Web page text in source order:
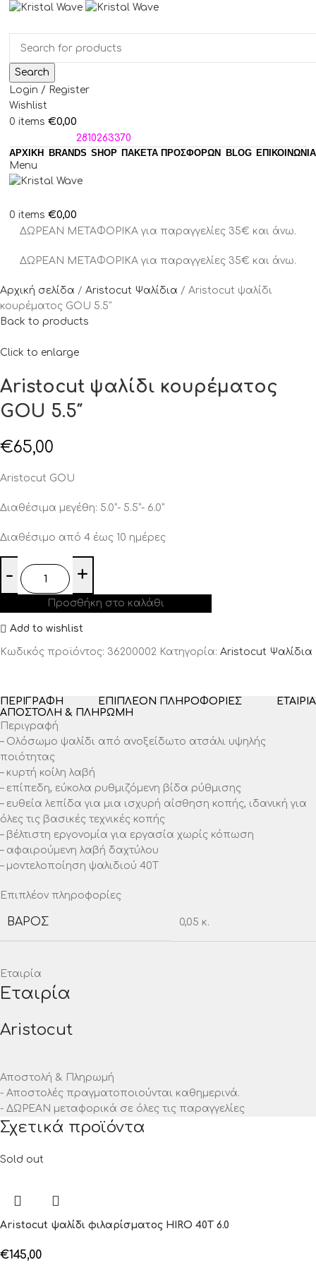
Search
Login / Register
Wishlist
0 items €0,00
2810263370
ΑΡΧΙΚΗ
BRANDS SHOP ΠΑΚΈΤΑ ΠΡΟΣΦΟΡΏΝ BLOG ΕΠΙΚΟΙΝΩΝΙΑ
Menu
0 items €0,00
ΔΩΡΕΑΝ ΜΕΤΑΦΟΡΙΚΑ για παραγγελίες 35€ και άνω.
ΔΩΡΕΑΝ ΜΕΤΑΦΟΡΙΚΑ για παραγγελίες 35€ και άνω.
Αρχική σελίδα Aristocut Ψαλίδια
Aristocut ψαλίδι
κουρέματος GOU 5.5″
Back to products
Click to enlarge
Aristocut ψαλίδι κουρέματος
GOU 5.5″
€65,00
Aristocut GOU
Διαθέσιμα μεγέθη: 5.0”- 5.5”- 6.0”
Διαθέσιμο από 4 έως 10 ημέρες
Προσθήκη στο καλάθι
Add to wishlist
Κωδικός προϊόντος: 36200002 Κατηγορία: Aristocut Ψαλίδια
ΠΕΡΙΓΡΑΦΉ ΕΠΙΠΛΈΟΝ ΠΛΗΡΟΦΟΡΊΕΣ
ΕΤΑΙΡΊΑ
ΑΠΟΣΤΟΛΉ & ΠΛΗΡΩΜΉ
Περιγραφή
– Ολόσωμο ψαλίδι από ανοξείδωτο ατσάλι υψηλής
ποιότητας
– κυρτή κοίλη λαβή
– επίπεδη, εύκολα ρυθμιζόμενη βίδα ρύθμισης
– ευθεία λεπίδα για μια ισχυρή αίσθηση κοπής, ιδανική για
όλες τις βασικές τεχνικές κοπής
– βέλτιστη εργονομία για εργασία χωρίς κόπωση
– αφαιρούμενη λαβή δαχτύλου
– μοντελοποίηση ψαλιδιού 40T
Επιπλέον πληροφορίες
ΒΆΡΟΣ 0,05 κ.
Εταιρία
Εταιρία
Aristocut
Αποστολή & Πληρωμή
- Αποστολές πραγματοποιούνται καθημερινά.
- ΔΩΡΕΑΝ μεταφορικά σε όλες τις παραγγελίες
Σχετικά προϊόντα
Sold out
Aristocut ψαλίδι φιλαρίσματος HIRO 40T 6.0
€145,00